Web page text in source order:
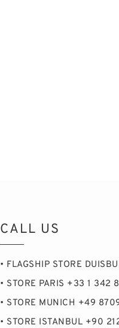
CALL US
• FLAGSHIP STORE
• STORE PARIS +33 1 342
• STORE MUNICH +49
• STORE ISTANBUL +90